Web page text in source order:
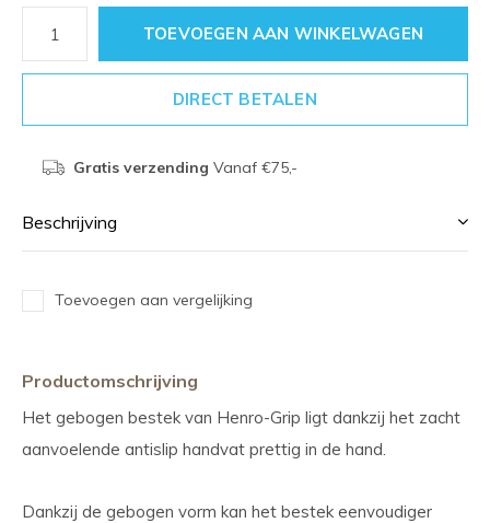
TOEVOEGEN AAN WINKELWAGEN
DIRECT BETALEN
Gratis verzending Vanaf €75,-
Beschrijving
Toevoegen aan vergelijking
Productomschrijving
Het gebogen bestek van Henro-Grip ligt dankzij het zacht
aanvoelende antislip handvat prettig in de hand.
Dankzij de gebogen vorm kan het bestek eenvoudiger